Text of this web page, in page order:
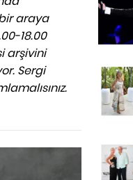
araya
18.00
arşivini
Sergi